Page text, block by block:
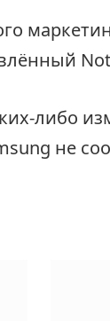
либо
не